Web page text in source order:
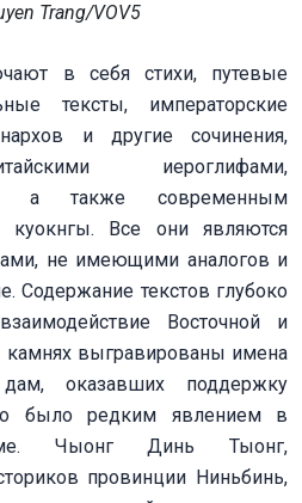
Trang/VOV5
в себя стихи, путевые
тексты, императорские
и другие сочинения,
иероглифами,
а также современным
куокнгы. Все они являются
не имеющими аналогов и
Содержание текстов глубоко
Восточной и
камнях выгравированы имена
оказавших поддержку
было редким явлением в
Чыонг Динь Тыонг,
провинции Ниньбинь,